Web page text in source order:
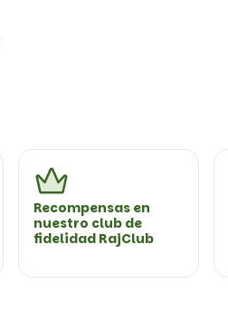
Recompensas en
nuestro club de
fidelidad RajClub